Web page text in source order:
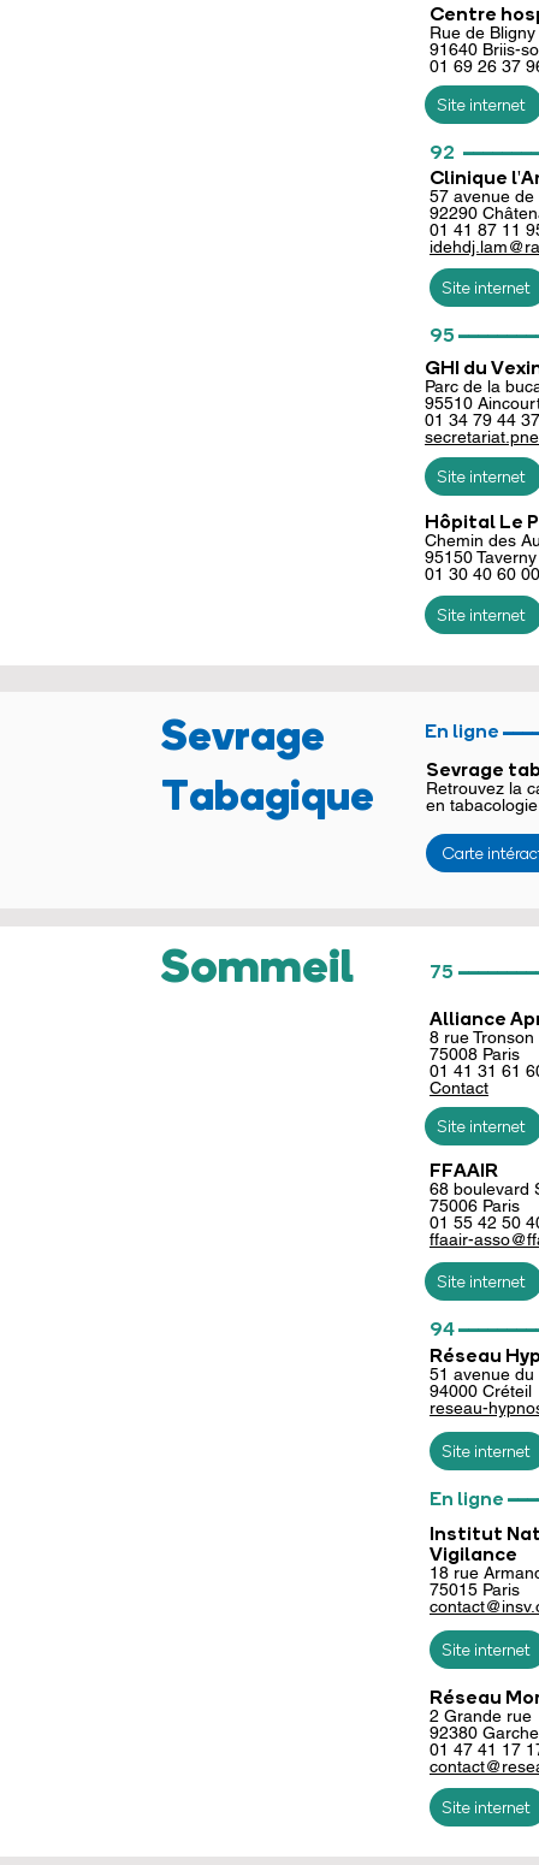
Centre
Rue de
91640 Briis-
01 69 26 37
Site internet
92
Clinique
57 avenue de
92290
01 41 87 11
Site internet
95
GHI du
Parc de la
95510
01 34 79 44 37
Site internet
Hôpital Le
Chemin des
95150 Taverny
01 30 40 60 00
Site internet
Sevrage
Tabagique
En ligne
Sevrage
Retrouvez la
en
Carte
Sommeil 75
Alliance
8 rue
75008 Paris
01 41 31 61
Contact
Site internet
FFAAIR
68 boulevard
75006 Paris
01 55 42 50
ffaair-
Site internet
94
Réseau
51 avenue
94000 Créteil
reseau-
Site internet
En ligne
Institut
Vigilance
18 rue
75015 Paris
Site internet
Réseau
2 Grande rue
92380
01 47 41 17
Site internet